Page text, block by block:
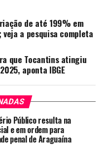
de até 199% em
a pesquisa completa
que Tocantins atingiu
aponta IBGE
Público resulta na
e em ordem para
penal de Araguaína